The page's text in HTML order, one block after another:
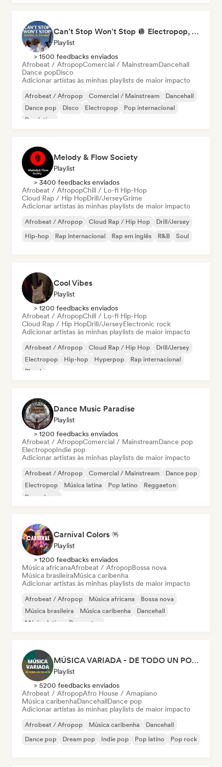
Can't Stop Won't Stop 🪩 Electropop, Dance-Pop & Nu Disco
Playlist
> 1500 feedbacks enviados
Afrobeat / AfropopComercial / MainstreamDancehall
Dance popDisco
Adicionar artistas às minhas playlists de maior impacto
Afrobeat / Afropop Comercial / Mainstream
Dancehall
Dance pop
Disco Electropop
Pop internacional
Pop latino
Melody & Flow Society
Playlist
> 3400 feedbacks enviados
Afrobeat / AfropopChill / Lo-fi Hip-Hop
Cloud Rap / Hip HopDrill/JerseyGrime
Adicionar artistas às minhas playlists de maior impacto
Afrobeat / Afropop Cloud Rap / Hip Hop
Drill/Jersey
Hip-hop
Rap internacional Rap em inglês R&B Soul
Cool Vibes
Playlist
> 1200 feedbacks enviados
Afrobeat / AfropopChill / Lo-fi Hip-Hop
Cloud Rap / Hip HopDrill/JerseyElectronic rock
Adicionar artistas às minhas playlists de maior impacto
Afrobeat / Afropop Cloud Rap / Hip Hop
Drill/Jersey
Electropop
Hip-hop Hyperpop
Rap internacional
Phonk
Dance Music Paradise
Playlist
> 1200 feedbacks enviados
Afrobeat / AfropopComercial / MainstreamDance pop
ElectropopIndie pop
Adicionar artistas às minhas playlists de maior impacto
Afrobeat / Afropop Comercial / Mainstream
Dance pop
Electropop
Música latina Pop latino
Reggaeton
Pop urbano
Carnival Colors 🪅
Playlist
> 1200 feedbacks enviados
Música africanaAfrobeat / AfropopBossa nova
Música brasileiraMúsica caribenha
Adicionar artistas às minhas playlists de maior impacto
Afrobeat / Afropop Música africana
Bossa nova
Música brasileira
Música caribenha
Dancehall
Música latina
Reggaeton
MÚSICA VARIADA - DE TODO UN POCO
Playlist
> 5200 feedbacks enviados
Afrobeat / AfropopAfro House / Amapiano
Música caribenhaDancehallDance pop
Adicionar artistas às minhas playlists de maior impacto
Afrobeat / Afropop Música caribenha
Dancehall
Dance pop
Dream pop Indie pop Pop latino Pop rock